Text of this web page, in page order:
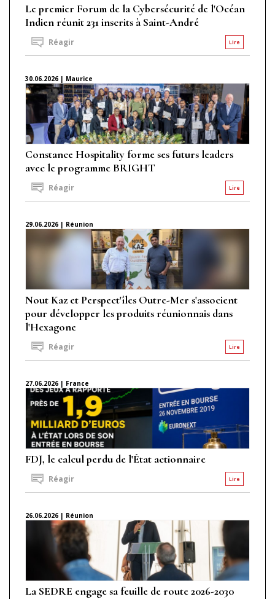
Le premier Forum de la Cybersécurité de l'Océan
Indien réunit 231 inscrits à Saint-André
Lire
Réagir
30.06.2026 | Maurice
Constance Hospitality forme ses futurs leaders
avec le programme BRIGHT
Lire
Réagir
29.06.2026 | Réunion
Nout Kaz et Perspect'îles Outre-Mer s'associent
pour développer les produits réunionnais dans
l'Hexagone
Lire
Réagir
27.06.2026 | France
FDJ, le calcul perdu de l'État actionnaire
Lire
Réagir
26.06.2026 | Réunion
La SEDRE engage sa feuille de route 2026-2030